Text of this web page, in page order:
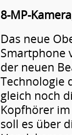
8-MP-
Das neue
Smartphone
der neuen
Technologie
gleich noch
Kopfhörer
soll es über